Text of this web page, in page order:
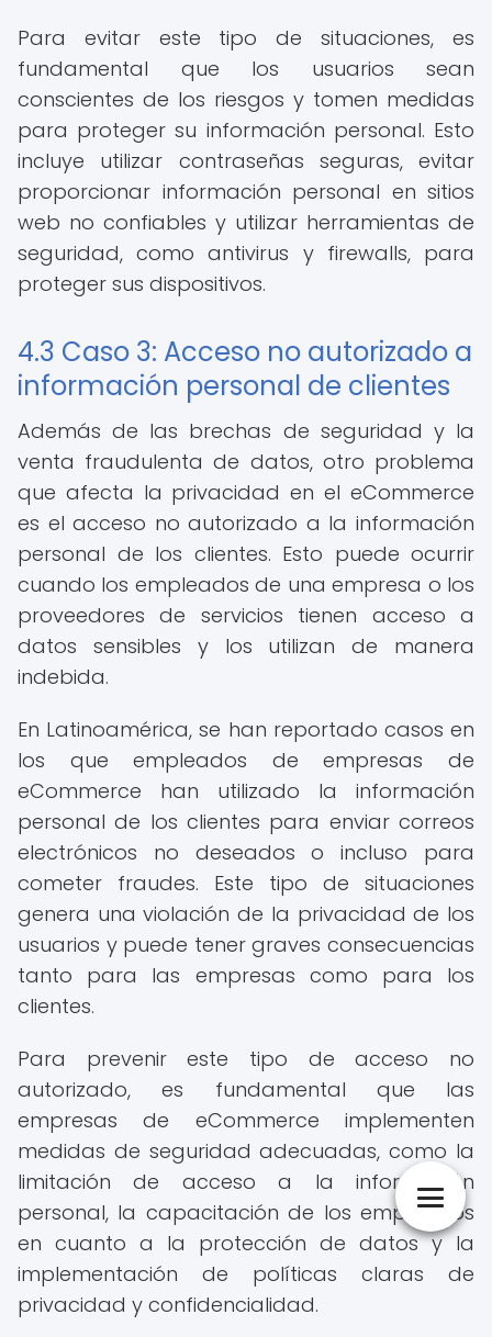
Para evitar este tipo de situaciones, es
fundamental que los usuarios sean
conscientes de los riesgos y tomen medidas
para proteger su información personal. Esto
incluye utilizar contraseñas seguras, evitar
proporcionar información personal en sitios
web no confiables y utilizar herramientas de
seguridad, como antivirus y firewalls, para
proteger sus dispositivos.
4.3 Caso 3: Acceso no autorizado a
información personal de clientes
Además de las brechas de seguridad y la
venta fraudulenta de datos, otro problema
que afecta la privacidad en el eCommerce
es el acceso no autorizado a la información
personal de los clientes. Esto puede ocurrir
cuando los empleados de una empresa o los
proveedores de servicios tienen acceso a
datos sensibles y los utilizan de manera
indebida.
En Latinoamérica, se han reportado casos en
los que empleados de empresas de
eCommerce han utilizado la información
personal de los clientes para enviar correos
electrónicos no deseados o incluso para
cometer fraudes. Este tipo de situaciones
genera una violación de la privacidad de los
usuarios y puede tener graves consecuencias
tanto para las empresas como para los
clientes.
Para prevenir este tipo de acceso no
autorizado, es fundamental que las
empresas de eCommerce implementen
medidas de seguridad adecuadas, como la
limitación de acceso a la información
personal, la capacitación de los empleados
en cuanto a la protección de datos y la
implementación de políticas claras de
privacidad y confidencialidad.